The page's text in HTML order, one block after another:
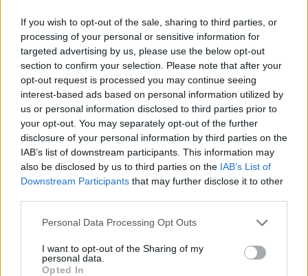
If you wish to opt-out of the sale, sharing to third parties, or
processing of your personal or sensitive information for
targeted advertising by us, please use the below opt-out
section to confirm your selection. Please note that after your
opt-out request is processed you may continue seeing
interest-based ads based on personal information utilized by
us or personal information disclosed to third parties prior to
your opt-out. You may separately opt-out of the further
disclosure of your personal information by third parties on the
IAB’s list of downstream participants. This information may
also be disclosed by us to third parties on the IAB’s List of
Downstream Participants that may further disclose it to other
Personal Data Processing Opt Outs
I want to opt-out of the Sharing of my
personal data.
Opted In
Η Toyota φέρνει νέα γενιά
μπαταριών για τα υβριδικά της
Σε κινεζική… πολιορκία η
ευρωπαϊκή
αυτοκινητοβιομηχανία
Νέο Audi A2 e-tron με στόχο την κορυφή της αποδοτικότητας
Καρδίτσα: Επέστρεψε υγιής ο
Φράνσις Οκόρο
ΠΑΟΚ: Η άφιξη του Μπεν Μουρ
στη Θεσσαλονίκη (pics)
για βιώσιμη τουριστική ανάπτυξη